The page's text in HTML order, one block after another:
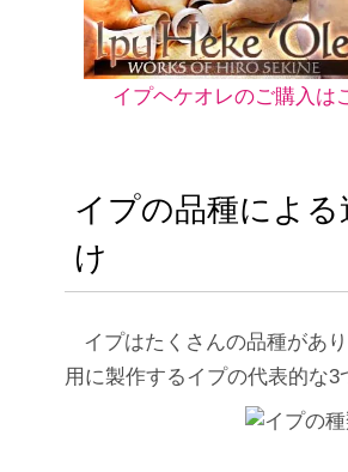
イプヘケオレのご購入は
イプの品種によ
け
イプはたくさんの品種があ
用に製作するイプの代表的な3